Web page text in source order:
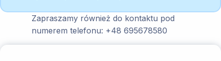
Zapraszamy również do kontaktu pod
numerem telefonu: +48 695678580